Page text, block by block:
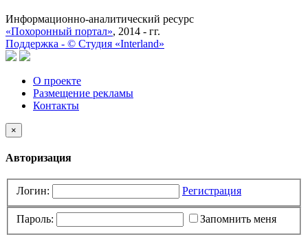
Информационно-аналитический ресурс
«Похоронный портал», 2014 - гг.
Поддержка - © Cтудия «Interland»
О проекте
Размещение рекламы
Контакты
×
Авторизация
Логин: Регистрация
Пароль: Запомнить меня